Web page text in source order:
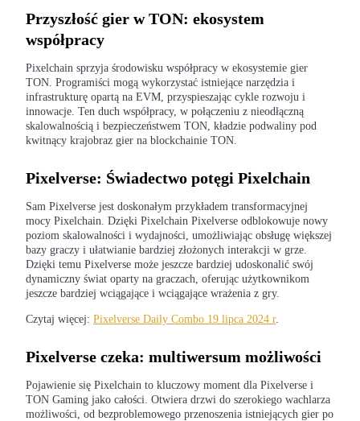
Przewodnik
Przewodnik dla początkujących dotyczący kontraktów futures
Strategie handlowe
Dowiedz się, jak zachować rentowność
Przyszłość gier w TON: ekosystem
współpracy
Pixelchain sprzyja środowisku współpracy w ekosystemie gier
TON. Programiści mogą wykorzystać istniejące narzędzia i
infrastrukturę opartą na EVM, przyspieszając cykle rozwoju i
innowacje. Ten duch współpracy, w połączeniu z nieodłączną
skalowalnością i bezpieczeństwem TON, kładzie podwaliny pod
kwitnący krajobraz gier na blockchainie TON.
Pixelverse: Świadectwo potęgi Pixelchain
Sam Pixelverse jest doskonałym przykładem transformacyjnej
mocy Pixelchain. Dzięki Pixelchain Pixelverse odblokowuje nowy
poziom skalowalności i wydajności, umożliwiając obsługę większej
bazy graczy i ułatwianie bardziej złożonych interakcji w grze.
Dzięki temu Pixelverse może jeszcze bardziej udoskonalić swój
dynamiczny świat oparty na graczach, oferując użytkownikom
jeszcze bardziej wciągające i wciągające wrażenia z gry.
Czytaj więcej: Pixelverse Daily Combo 19 lipca 2024 r.
Pixelverse czeka: multiwersum możliwości
Pojawienie się Pixelchain to kluczowy moment dla Pixelverse i
TON Gaming jako całości. Otwiera drzwi do szerokiego wachlarza
możliwości, od bezproblemowego przenoszenia istniejących gier po